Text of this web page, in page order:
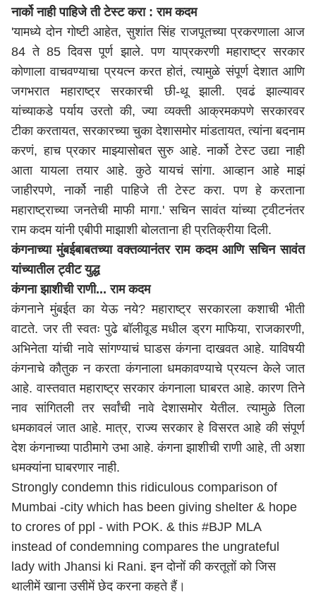
नार्को नाही पाहिजे ती टेस्ट करा : राम कदम
'यामध्ये दोन गोष्टी आहेत, सुशांत सिंह राजपूतच्या प्रकरणाला आज
84 ते 85 दिवस पूर्ण झाले. पण याप्रकरणी महाराष्ट्र सरकार
कोणाला वाचवण्याचा प्रयत्न करत होतं, त्यामुळे संपूर्ण देशात आणि
जगभरात महाराष्ट्र सरकारची छी-थू झाली. एवढं झाल्यावर
यांच्याकडे पर्याय उरतो की, ज्या व्यक्ती आक्रमकपणे सरकारवर
टीका करतायत, सरकारच्या चुका देशासमोर मांडतायत, त्यांना बदनाम
करणं, हाच प्रकार माझ्यासोबत सुरु आहे. नार्को टेस्ट उद्या नाही
आता यायला तयार आहे. कुठे यायचं सांगा. आव्हान आहे माझं
जाहीरपणे, नार्को नाही पाहिजे ती टेस्ट करा. पण हे करताना
महाराष्ट्राच्या जनतेची माफी मागा.' सचिन सावंत यांच्या ट्वीटनंतर
राम कदम यांनी एबीपी माझाशी बोलताना ही प्रतिक्रीया दिली.
कंगनाच्या मुंबईबाबतच्या वक्तव्यानंतर राम कदम आणि सचिन सावंत
यांच्यातील ट्वीट युद्ध
कंगना झाशीची राणी... राम कदम
कंगनाने मुंबईत का येऊ नये? महाराष्ट्र सरकारला कशाची भीती
वाटते. जर ती स्वतः पुढे बॉलीवूड मधील ड्रग माफिया, राजकारणी,
अभिनेता यांची नावे सांगण्याचं घाडस कंगना दाखवत आहे. याविषयी
कंगनाचे कौतुक न करता कंगनाला धमकावण्याचे प्रयत्न केले जात
आहे. वास्तवात महाराष्ट्र सरकार कंगनाला घाबरत आहे. कारण तिने
नाव सांगितली तर सर्वांची नावे देशासमोर येतील. त्यामुळे तिला
धमकावलं जात आहे. मात्र, राज्य सरकार हे विसरत आहे की संपूर्ण
देश कंगनाच्या पाठीमागे उभा आहे. कंगना झाशीची राणी आहे, ती अशा
धमक्यांना घाबरणार नाही.
Strongly condemn this ridiculous comparison of
Mumbai -city which has been giving shelter & hope
to crores of ppl - with POK. & this #BJP MLA
instead of condemning compares the ungrateful
lady with Jhansi ki Rani. इन दोनों की करतूतों को जिस
थालीमें खाना उसीमें छेद करना कहते हैं।